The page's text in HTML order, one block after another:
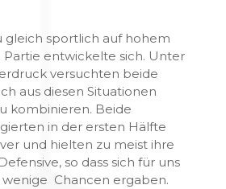
gleich sportlich auf hohem
entwickelte sich. Unter
versuchten beide
aus diesen Situationen
kombinieren. Beide
in der ersten Hälfte
und hielten zu meist ihre
so dass sich für uns
Chancen ergaben.